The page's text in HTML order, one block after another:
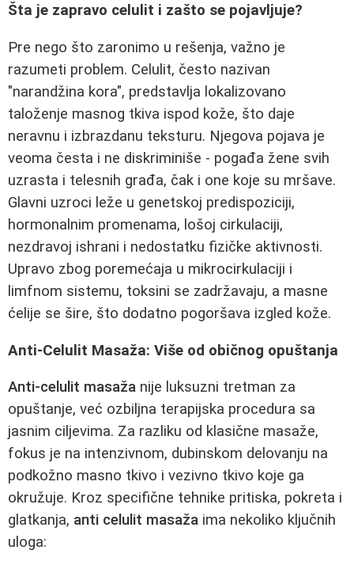
Šta je zapravo celulit i zašto se pojavljuje?
Pre nego što zaronimo u rešenja, važno je
razumeti problem. Celulit, često nazivan
"narandžina kora", predstavlja lokalizovano
taloženje masnog tkiva ispod kože, što daje
neravnu i izbrazdanu teksturu. Njegova pojava je
veoma česta i ne diskriminiše - pogađa žene svih
uzrasta i telesnih građa, čak i one koje su mršave.
Glavni uzroci leže u genetskoj predispoziciji,
hormonalnim promenama, lošoj cirkulaciji,
nezdravoj ishrani i nedostatku fizičke aktivnosti.
Upravo zbog poremećaja u mikrocirkulaciji i
limfnom sistemu, toksini se zadržavaju, a masne
ćelije se šire, što dodatno pogoršava izgled kože.
Anti-Celulit Masaža: Više od običnog opuštanja
Anti-celulit masaža nije luksuzni tretman za
opuštanje, već ozbiljna terapijska procedura sa
jasnim ciljevima. Za razliku od klasične masaže,
fokus je na intenzivnom, dubinskom delovanju na
podkožno masno tkivo i vezivno tkivo koje ga
okružuje. Kroz specifične tehnike pritiska, pokreta i
glatkanja, anti celulit masaža ima nekoliko ključnih
uloga: